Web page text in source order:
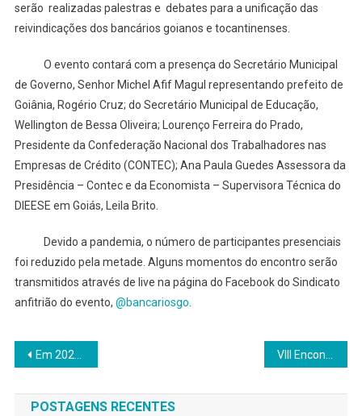
serão realizadas palestras e debates para a unificação das
reivindicações dos bancários goianos e tocantinenses.
O evento contará com a presença do Secretário Municipal
de Governo, Senhor Michel Afif Magul representando prefeito de
Goiânia, Rogério Cruz; do Secretário Municipal de Educação,
Wellington de Bessa Oliveira; Lourenço Ferreira do Prado,
Presidente da Confederação Nacional dos Trabalhadores nas
Empresas de Crédito (CONTEC); Ana Paula Guedes Assessora da
Presidência – Contec e da Economista – Supervisora Técnica do
DIEESE em Goiás, Leila Brito.
Devido a pandemia, o número de participantes presenciais
foi reduzido pela metade. Alguns momentos do encontro serão
transmitidos através de live na página do Facebook do Sindicato
anfitrião do evento, @bancariosgo
Em 2022, apenas 24% das categorias conseguiram reajuste acima da inflação
POSTAGENS RECENTES